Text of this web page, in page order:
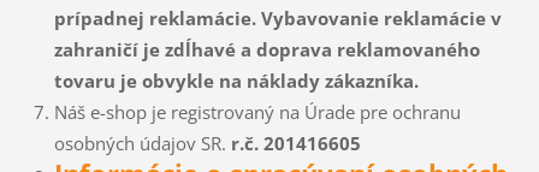
prípadnej reklamácie. Vybavovanie reklamácie v
zahraničí je zdĺhavé a doprava reklamovaného
tovaru je obvykle na náklady zákazníka.
Náš e-shop je registrovaný na Úrade pre ochranu
osobných údajov SR. r.č. 201416605